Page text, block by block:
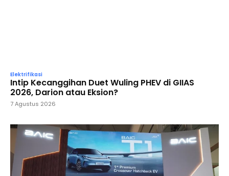
Elektrifikasi
Intip Kecanggihan Duet Wuling PHEV di GIIAS
2026, Darion atau Eksion?
7 Agustus 2026